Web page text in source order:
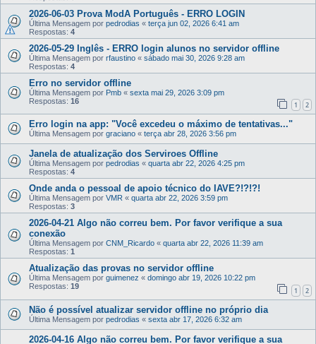
2026-06-03 Prova ModA Português - ERRO LOGIN
Última Mensagem por pedrodias « terça jun 02, 2026 6:41 am
Respostas: 4
2026-05-29 Inglês - ERRO login alunos no servidor offline
Última Mensagem por rfaustino « sábado mai 30, 2026 9:28 am
Respostas: 4
Erro no servidor offline
Última Mensagem por Pmb « sexta mai 29, 2026 3:09 pm
Respostas: 16 1 2
Erro login na app: "Você excedeu o máximo de tentativas..."
Última Mensagem por graciano « terça abr 28, 2026 3:56 pm
Janela de atualização dos Serviroes Offline
Última Mensagem por pedrodias « quarta abr 22, 2026 4:25 pm
Respostas: 4
Onde anda o pessoal de apoio técnico do IAVE?!?!?!
Última Mensagem por VMR « quarta abr 22, 2026 3:59 pm
Respostas: 3
2026-04-21 Algo não correu bem. Por favor verifique a sua
conexão
Última Mensagem por CNM_Ricardo « quarta abr 22, 2026 11:39 am
Respostas: 1
Atualização das provas no servidor offline
Última Mensagem por guimenez « domingo abr 19, 2026 10:22 pm
Respostas: 19 1 2
Não é possível atualizar servidor offline no próprio dia
Última Mensagem por pedrodias « sexta abr 17, 2026 6:32 am
2026-04-16 Algo não correu bem. Por favor verifique a sua